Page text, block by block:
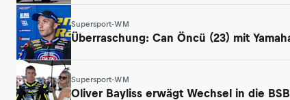
Supersport-WM
Überraschung: Can Öncü (23) mit
Supersport-WM
Oliver Bayliss erwägt Wechsel in die